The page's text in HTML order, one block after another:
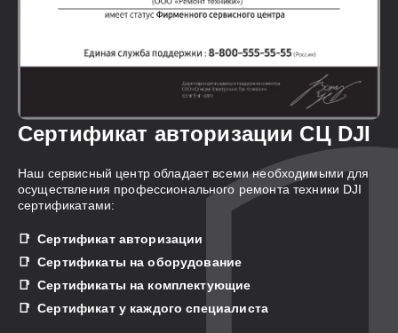
Сертификат авторизации СЦ DJI
Наш сервисный центр обладает всеми необходимыми для
осуществления профессионального ремонта техники DJI
сертификатами:
Сертификат авторизации
Сертификаты на оборудование
Сертификаты на комплектующие
Сертификат у каждого специалиста